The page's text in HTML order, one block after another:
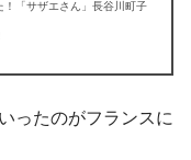
「サザエさん」長谷川町子
ったのがフランスに